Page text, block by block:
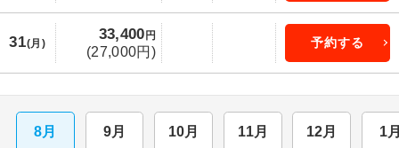
31(月)
33,400 円
(27,000円)
予約する
8月 9月 10月 11月 12月 1